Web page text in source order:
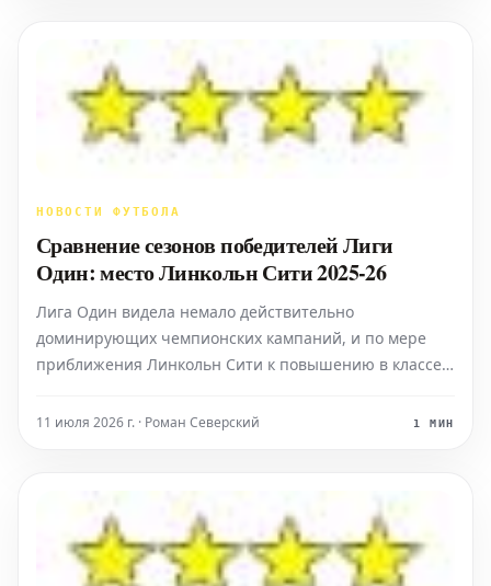
НОВОСТИ ФУТБОЛА
Сравнение сезонов победителей Лиги
Один: место Линкольн Сити 2025-26
Лига Один видела немало действительно
доминирующих чемпионских кампаний, и по мере
приближения Линкольн Сити к повышению в классе,
этот исход очевидным. Единственным реальным
11 июля 2026 г. · Роман Северский 1 МИН